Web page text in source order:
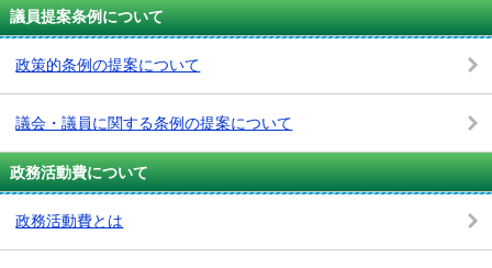
議員提案条例について
政策的条例の提案について
議会・議員に関する条例の提案について
政務活動費について
政務活動費とは